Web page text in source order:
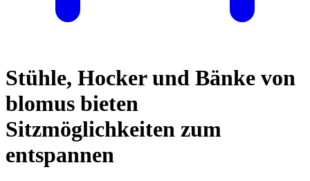
Stühle, Hocker und Bänke von
blomus bieten
Sitzmöglichkeiten zum
entspannen